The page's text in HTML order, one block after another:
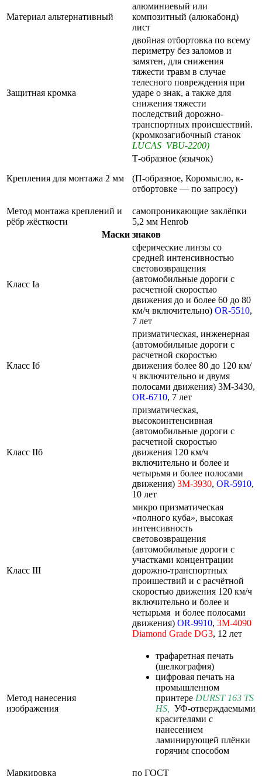
Материал альтернативный
алюминиевый или
композитный (алюкабонд)
лист
Защитная кромка
двойная отбортовка по всему
периметру без заломов и
замятен, для снижения
тяжести травм в случае
телесного повреждения при
ударе о знак, а также для
снижения тяжести
последствий дорожно-
транспортных происшествий.
(кромкозагибочный станок
LUCAS VBU-2200)
Крепления для монтажа 2 мм
Т-образное (язычок)
(П-образное, Коромысло, к-
отбортовке — по запросу)
Метод монтажа креплений и
рёбр жёсткости
самопроникающие заклёпки
5,2 мм Henrob
Маски знаков
Класс Ia
сферические линзы со
средней интенсивностью
световозвращения
(автомобильные дороги с
расчетной скоростью
движения до и более 60 до 80
км/ч включительно) OR-5510,
7 лет
Класс Iб
призматическая, инженерная
(автомобильные дороги с
расчетной скоростью
движения более 80 до 120 км/
ч включительно и двумя
полосами движения) 3M-3430,
OR-6710, 7 лет
Класс IIб
призматическая,
высокоинтенсивная
(автомобильные дороги с
расчетной скоростью
движения 120 км/ч
включительно и более и
четырьмя и более полосами
движения) 3M-3930, OR-5910,
10 лет
Класс III
микро призматическая
«полного куба», высокая
интенсивность
световозвращения
(автомобильные дороги с
участками концентрации
дорожно-транспортных
проишествий и с расчётной
скоростью движения 120 км/ч
включительно и более и
четырьмя и более полосами
движения) OR-9910, 3M-4090
Diamond Grade DG3, 12 лет
Метод нанесения
изображения
трафаретная печать
(шелкография)
цифровая печать на
промышленном
принтере DURST 163 TS
HS
УФ-отверждаемыми
красителями с
нанесением
ламинирующей плёнки
горячим способом
Маркировка по ГОСТ